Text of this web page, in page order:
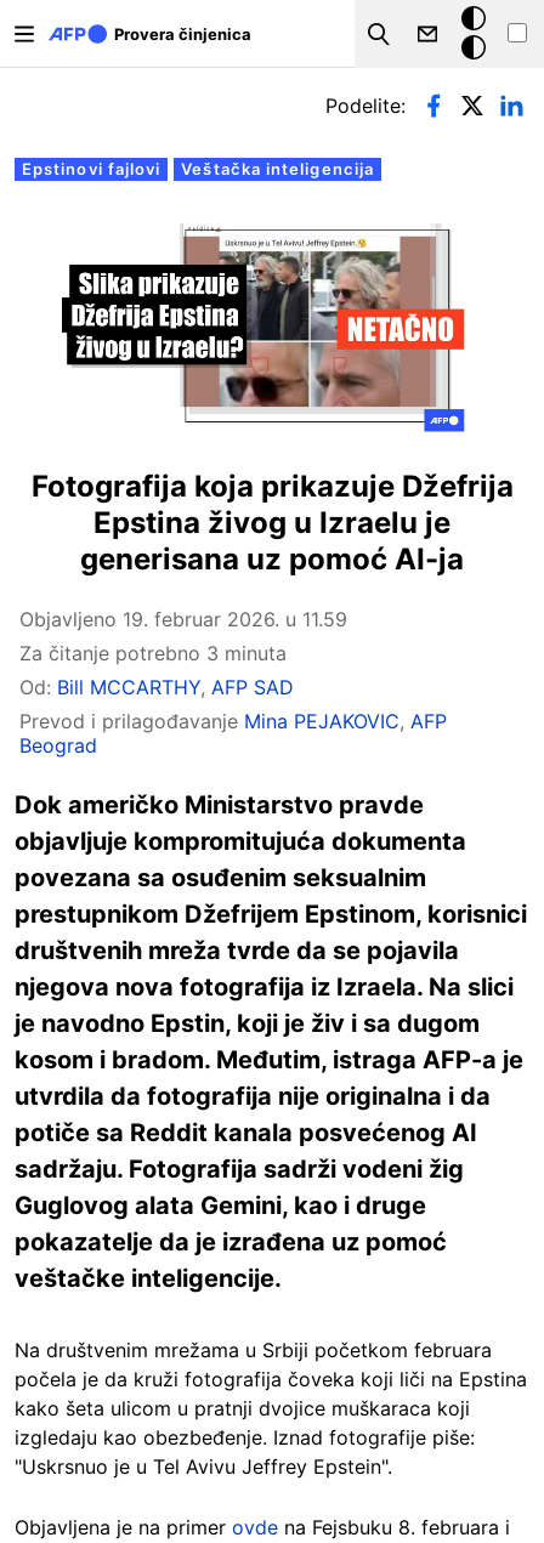
Provera činjenica
Search
Tamna
pozadina
Примарни табови
Epstinovi fajlovi Veštačka inteligencija
Podelite:
Fotografija koja prikazuje Džefrija
Epstina živog u Izraelu je
generisana uz pomoć AI-ja
Objavljeno 19. februar 2026. u 11.59
Za čitanje potrebno 3 minuta
Od: Bill MCCARTHY, AFP SAD
Prevod i prilagođavanje Mina PEJAKOVIC, AFP
Beograd
Dok američko Ministarstvo pravde
objavljuje kompromitujuća dokumenta
povezana sa osuđenim seksualnim
prestupnikom Džefrijem Epstinom, korisnici
društvenih mreža tvrde da se pojavila
njegova nova fotografija iz Izraela. Na slici
je navodno Epstin, koji je živ i sa dugom
kosom i bradom. Međutim, istraga AFP-a je
utvrdila da fotografija nije originalna i da
potiče sa Reddit kanala posvećenog AI
sadržaju. Fotografija sadrži vodeni žig
Guglovog alata Gemini, kao i druge
pokazatelje da je izrađena uz pomoć
veštačke inteligencije.
Na društvenim mrežama u Srbiji početkom februara
počela je da kruži fotografija čoveka koji liči na Epstina
kako šeta ulicom u pratnji dvojice muškaraca koji
izgledaju kao obezbeđenje. Iznad fotografije piše:
"Uskrsnuo je u Tel Avivu Jeffrey Epstein".
Objavljena je na primer ovde na Fejsbuku 8. februara i